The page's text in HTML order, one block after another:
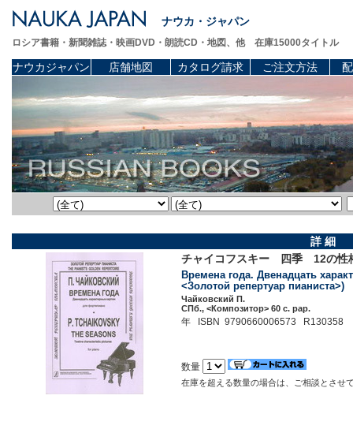
ナウカ・ジャパン
ロシア書籍・新聞雑誌・映画DVD・朗読CD・地図、他 在庫15000タイトル
ナウカジャパン 店舗地図 カタログ請求 ご注文方法
詳 細
チャイコフスキー 四季 12の性
Времена года. Двенадцать
<Золотой репертуар пианиста>)
Чайковский П.
СПб., <Композитор> 60 c. pap.
年 ISBN 9790660006573 R130358
数量
在庫を超える数量の場合は、ご相談とさせ